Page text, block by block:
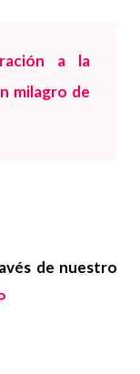
a la
milagro de
de nuestro